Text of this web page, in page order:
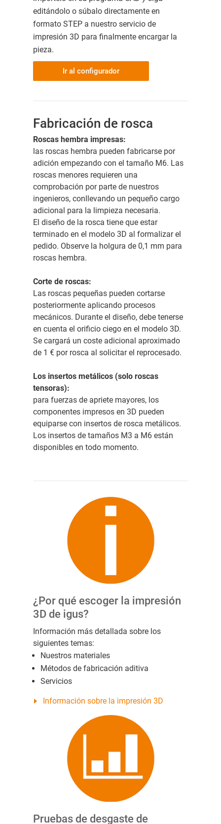
editándolo o súbalo directamente en
formato STEP a nuestro servicio de
impresión 3D para finalmente encargar la
pieza.
Ir al configurador
Fabricación de rosca
Roscas hembra impresas:
las roscas hembra pueden fabricarse por
adición empezando con el tamaño M6. Las
roscas menores requieren una
comprobación por parte de nuestros
ingenieros, conllevando un pequeño cargo
adicional para la limpieza necesaria.
El diseño de la rosca tiene que estar
terminado en el modelo 3D al formalizar el
pedido. Observe la holgura de 0,1 mm para
roscas hembra.
Corte de roscas:
Las roscas pequeñas pueden cortarse
posteriormente aplicando procesos
mecánicos. Durante el diseño, debe tenerse
en cuenta el orificio ciego en el modelo 3D.
Se cargará un coste adicional aproximado
de 1 € por rosca al solicitar el reprocesado.
Los insertos metálicos (solo roscas
tensoras):
para fuerzas de apriete mayores, los
componentes impresos en 3D pueden
equiparse con insertos de rosca metálicos.
Los insertos de tamaños M3 a M6 están
disponibles en todo momento.
¿Por qué escoger la impresión
3D de igus?
Información más detallada sobre los
siguientes temas:
Nuestros materiales
Métodos de fabricación aditiva
Servicios
Información sobre la impresión 3D
Pruebas de desgaste de